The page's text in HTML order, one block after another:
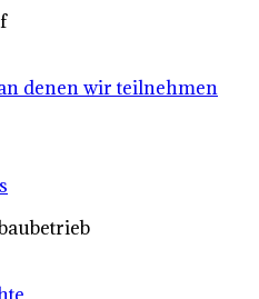
denen wir teilnehmen